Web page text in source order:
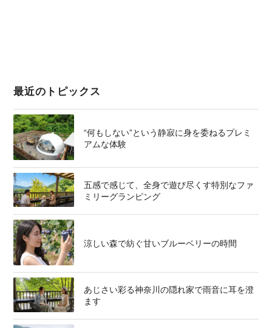
最近のトピックス
“何もしない”という静寂に身を委ねるプレミ
アムな体験
五感で感じて、全身で遊び尽くす特別なファ
ミリーグランピング
涼しい森で紡ぐ甘いブルーベリーの時間
あじさい彩る神奈川の隠れ家で雨音に耳を澄
ます